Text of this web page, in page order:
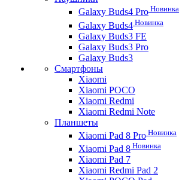
Galaxy Buds4 Pro Новинка
Galaxy Buds4 Новинка
Galaxy Buds3 FE
Galaxy Buds3 Pro
Galaxy Buds3
Смартфоны
Xiaomi
Xiaomi POCO
Xiaomi Redmi
Xiaomi Redmi Note
Планшеты
Xiaomi Pad 8 Pro Новинка
Xiaomi Pad 8 Новинка
Xiaomi Pad 7
Xiaomi Redmi Pad 2